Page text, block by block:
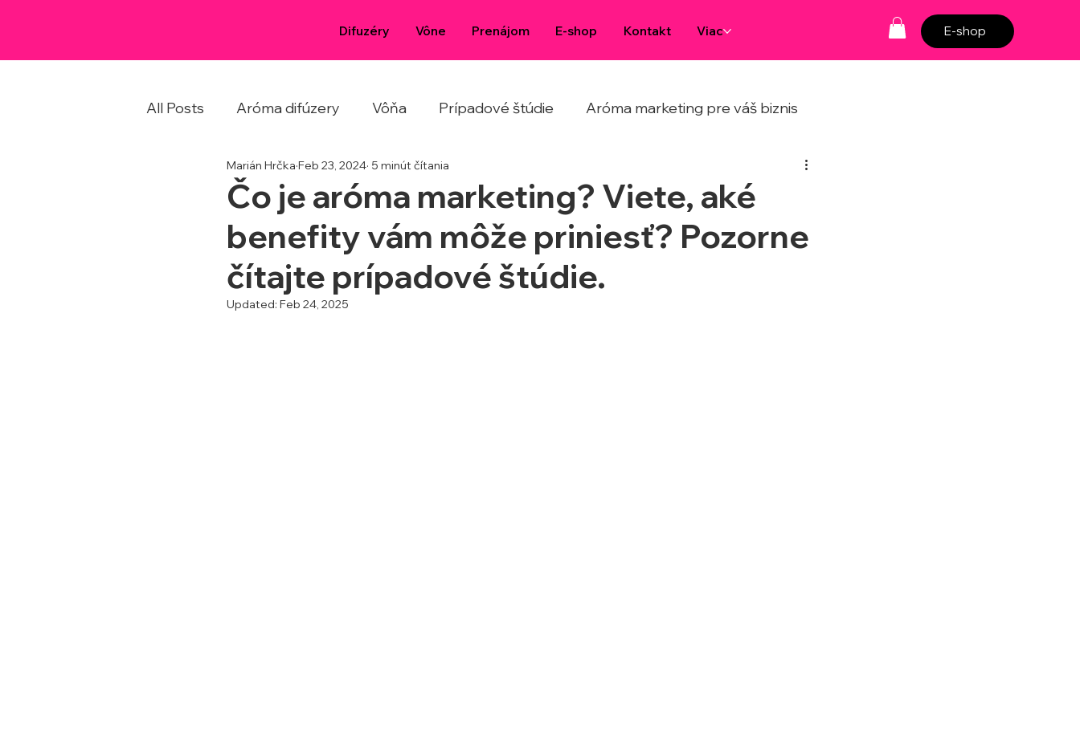
Difuzéry Vône Prenájom E-shop Kontakt Viac E-shop
All Posts Aróma difúzery Vôňa Prípadové štúdie Aróma marketing pre váš biznis
Čo je aróma marketing? Viete, aké
benefity vám môže priniesť? Pozorne
čítajte prípadové štúdie.
Marián Hrčka Feb 23, 2024 5 minút čítania
Updated: Feb 24, 2025